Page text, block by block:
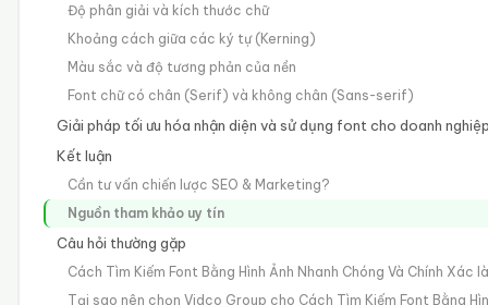
Độ phân giải và kích thước chữ
Khoảng cách giữa các ký tự (Kerning)
Màu sắc và độ tương phản của nền
Font chữ có chân (Serif) và không chân (Sans-serif)
Giải pháp tối ưu hóa nhận diện và sử dụng font cho doanh
Kết luận
Cần tư vấn chiến lược SEO & Marketing?
Nguồn tham khảo uy tín
Câu hỏi thường gặp
Cách Tìm Kiếm Font Bằng Hình Ảnh Nhanh Chóng Và Chính Xác
Tại sao nên chọn Vidco Group cho Cách Tìm Kiếm Font Bằng